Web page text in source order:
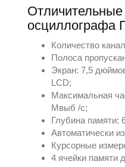
Отличительные
Количество
Полоса
Экран: 7,5
LCD;
Максимальная
Мвыб /с;
Глубина памяти:
Автоматически
Курсорные
4 ячейки памяти